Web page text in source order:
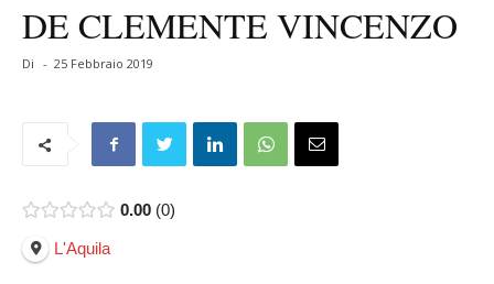
DE CLEMENTE VINCENZO
Di - 25 Febbraio 2019
0.00 0
L'Aquila